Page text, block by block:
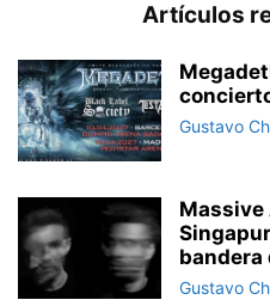
Artículos
Gustavo
Massive
bandera
Gustavo